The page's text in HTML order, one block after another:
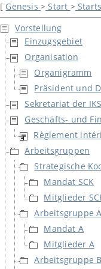
[ Genesis> Start >
Vorstellung
Einzugsgebiet
Organisation
Organigramm
Präsident und
Sekretariat der
Geschäfts- und
Règlement
Arbeitsgruppen
Strategische
Mandat SCK
Mitglieder
Arbeitsgruppe
Mandat A
Mitglieder A
Arbeitsgruppe